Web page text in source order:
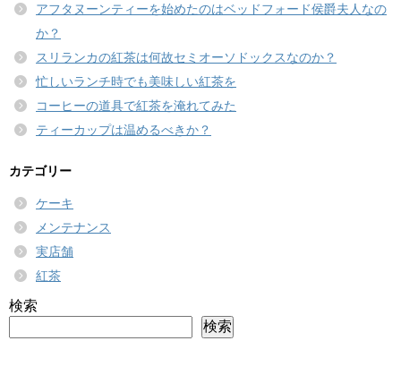
アフタヌーンティーを始めたのはベッドフォード侯爵夫人なの
か？
スリランカの紅茶は何故セミオーソドックスなのか？
忙しいランチ時でも美味しい紅茶を
コーヒーの道具で紅茶を淹れてみた
ティーカップは温めるべきか？
カテゴリー
ケーキ
メンテナンス
実店舗
紅茶
検索
検索